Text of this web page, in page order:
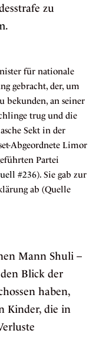
zu
.
für nationale
gebracht, der, um
bekunden, an seiner
trug und die
Sekt in der
Abgeordnete Limor
Partei
#236). Sie gab zur
ab (Quelle
Mann Shuli –
Blick der
haben,
Kinder, die in